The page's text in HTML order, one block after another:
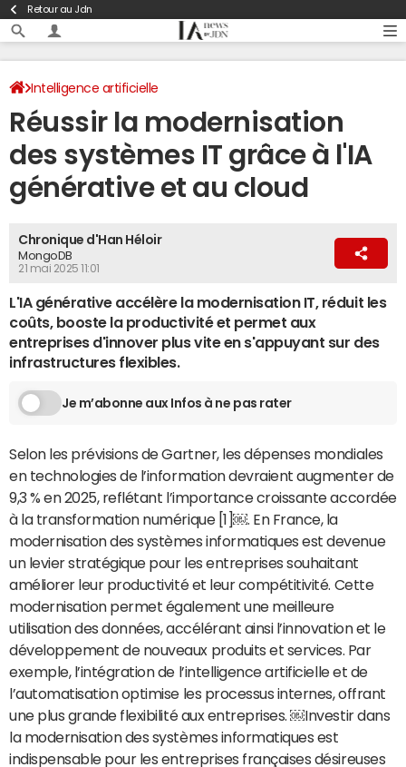
Retour au Jdn
Intelligence artificielle
Réussir la modernisation
des systèmes IT grâce à l'IA
générative et au cloud
Chronique d'Han Héloir
MongoDB
21 mai 2025 11:01
L'IA générative accélère la modernisation IT, réduit les
coûts, booste la productivité et permet aux
entreprises d'innover plus vite en s'appuyant sur des
infrastructures flexibles.
Je m’abonne aux Infos à ne pas rater
Selon les prévisions de Gartner, les dépenses mondiales
en technologies de l’information devraient augmenter de
9,3 % en 2025, reflétant l’importance croissante accordée
à la transformation numérique [1]￼. En France, la
modernisation des systèmes informatiques est devenue
un levier stratégique pour les entreprises souhaitant
améliorer leur productivité et leur compétitivité. Cette
modernisation permet également une meilleure
utilisation des données, accélérant ainsi l’innovation et le
développement de nouveaux produits et services. Par
exemple, l’intégration de l’intelligence artificielle et de
l’automatisation optimise les processus internes, offrant
une plus grande flexibilité aux entreprises. ￼Investir dans
la modernisation des systèmes informatiques est
indispensable pour les entreprises françaises désireuses